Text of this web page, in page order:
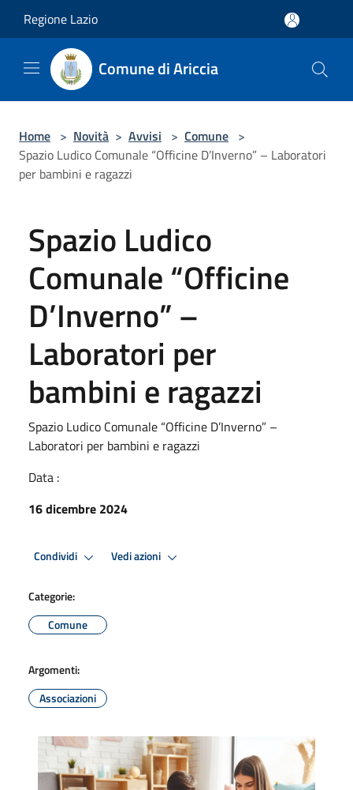
Regione Lazio
Comune di Ariccia
Home > Novità > Avvisi > Comune >
Spazio Ludico Comunale “Officine D’Inverno” – Laboratori
per bambini e ragazzi
Spazio Ludico
Comunale “Officine
D’Inverno” –
Laboratori per
bambini e ragazzi
Spazio Ludico Comunale “Officine D’Inverno” –
Laboratori per bambini e ragazzi
Data :
16 dicembre 2024
Condividi Vedi azioni
Categorie:
Comune
Argomenti:
Associazioni